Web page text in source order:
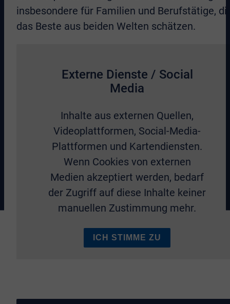
insbesondere für Familien und Berufstätige,
das Beste aus beiden Welten schätzen.
Externe Dienste / Social
Media
Inhalte aus externen Quellen,
Videoplattformen, Social-Media-
Plattformen und Kartendiensten.
Wenn Cookies von externen
Medien akzeptiert werden, bedarf
der Zugriff auf diese Inhalte keiner
manuellen Zustimmung mehr.
ICH STIMME ZU